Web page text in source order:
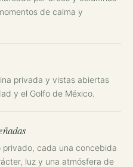
de calma y
privada y vistas abiertas
y el Golfo de México.
cada una concebida
luz y una atmósfera de